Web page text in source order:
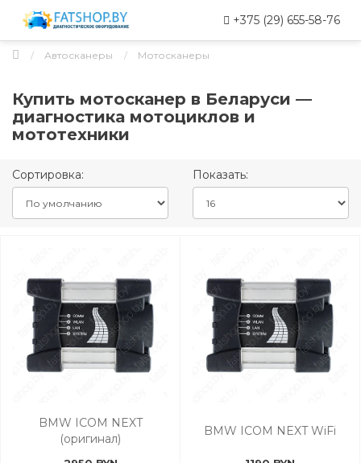
+375 (29) 655-58-76
Автосканеры Мотосканеры
Купить мотосканер в Беларуси —
диагностика мотоциклов и
мототехники
Сортировка: Показать:
BMW ICOM NEXT
(оригинал)
BMW ICOM NEXT WiFi